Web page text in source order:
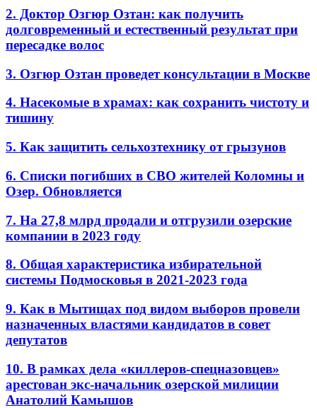
2. Доктор Озгюр Озтан: как получить
долговременный и естественный результат при
пересадке волос
3. Озгюр Озтан проведет консультации в Москве
4. Насекомые в храмах: как сохранить чистоту и
тишину
5. Как защитить сельхозтехнику от грызунов
6. Списки погибших в СВО жителей Коломны и
Озер. Обновляется
7. На 27,8 млрд продали и отгрузили озерские
компании в 2023 году
8. Общая характеристика избирательной
системы Подмосковья в 2021-2023 года
9. Как в Мытищах под видом выборов провели
назначенных властями кандидатов в совет
депутатов
10. В рамках дела «киллеров-спецназовцев»
арестован экс-начальник озерской милиции
Анатолий Камышов